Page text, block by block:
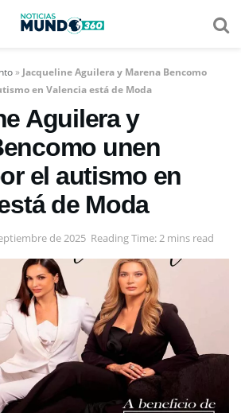
» Jacqueline Aguilera y Marena Bencomo
en Valencia está de Moda
Aguilera y
unen
el autismo en
de Moda
de 2025 Reading Time: 2 mins read